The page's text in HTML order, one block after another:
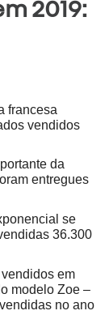
2019:
francesa
vendidos
da
entregues
se
36.300
em
modelo Zoe –
no ano